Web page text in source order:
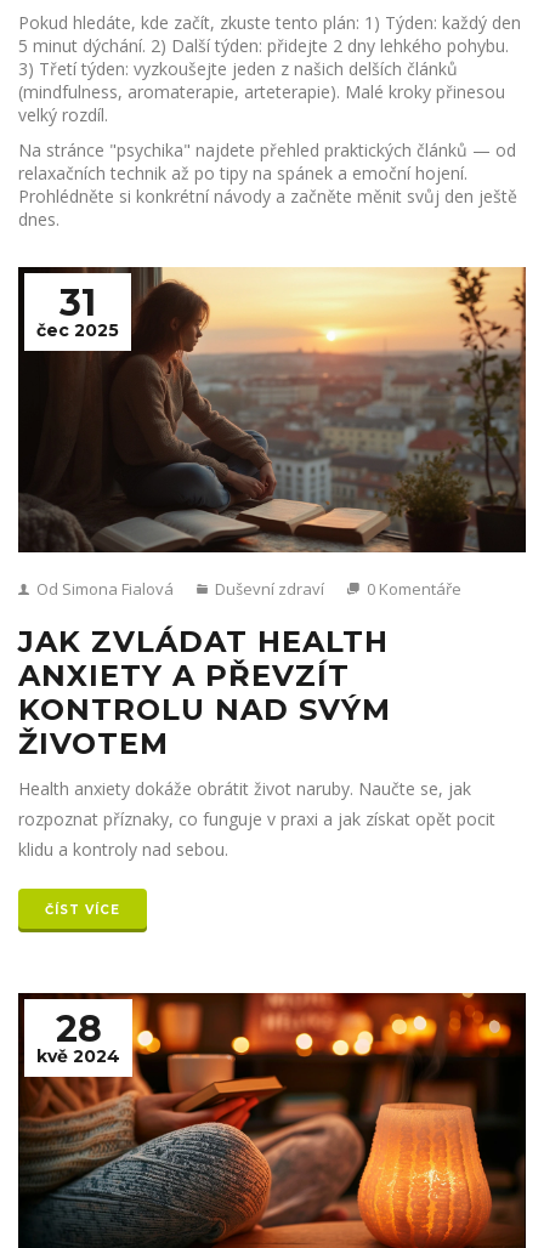
Pokud hledáte, kde začít, zkuste tento plán: 1) Týden: každý den
5 minut dýchání. 2) Další týden: přidejte 2 dny lehkého pohybu.
3) Třetí týden: vyzkoušejte jeden z našich delších článků
(mindfulness, aromaterapie, arteterapie). Malé kroky přinesou
velký rozdíl.
Na stránce "psychika" najdete přehled praktických článků — od
relaxačních technik až po tipy na spánek a emoční hojení.
Prohlédněte si konkrétní návody a začněte měnit svůj den ještě
dnes.
31
čec 2025
Od Simona Fialová Duševní zdraví 0 Komentáře
JAK ZVLÁDAT HEALTH
ANXIETY A PŘEVZÍT
KONTROLU NAD SVÝM
ŽIVOTEM
Health anxiety dokáže obrátit život naruby. Naučte se, jak
rozpoznat příznaky, co funguje v praxi a jak získat opět pocit
klidu a kontroly nad sebou.
ČÍST VÍCE
28
kvě 2024